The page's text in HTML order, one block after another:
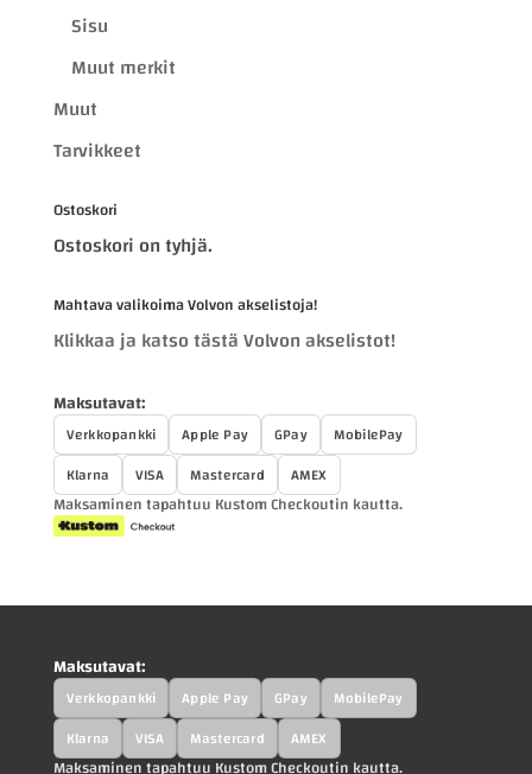
Sisu
Muut merkit
Muut
Tarvikkeet
Ostoskori
Ostoskori on tyhjä.
Mahtava valikoima Volvon akselistoja!
Klikkaa ja katso tästä Volvon akselistot!
Maksutavat:
Verkkopankki Apple Pay GPay
MobilePay
Klarna
VISA Mastercard AMEX
Maksaminen tapahtuu Kustom Checkoutin kautta.
Maksutavat:
Verkkopankki Apple Pay GPay
MobilePay
Klarna
VISA Mastercard AMEX
Maksaminen tapahtuu Kustom Checkoutin kautta.